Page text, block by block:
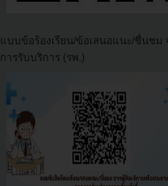
แบบข้อร้องเรียน/ข้อเสนอแนะ/ชื่นชม
การรับบริการ (รพ.)